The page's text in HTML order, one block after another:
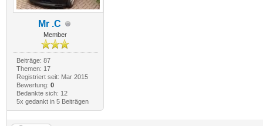
Mr .C
Member
Beiträge: 87
Themen: 17
Registriert seit: Mar 2015
Bewertung: 0
Bedankte sich: 12
5x gedankt in 5 Beiträgen